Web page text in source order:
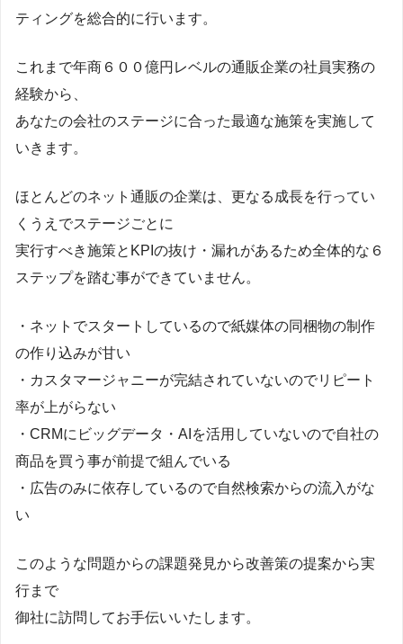
ティングを総合的に行います。
これまで年商６００億円レベルの通販企業の社員実務の
経験から、
あなたの会社のステージに合った最適な施策を実施して
いきます。
ほとんどのネット通販の企業は、更なる成長を行ってい
くうえでステージごとに
実行すべき施策とKPIの抜け・漏れがあるため全体的な６
ステップを踏む事ができていません。
・ネットでスタートしているので紙媒体の同梱物の制作
の作り込みが甘い
・カスタマージャニーが完結されていないのでリピート
率が上がらない
・CRMにビッグデータ・AIを活用していないので自社の
商品を買う事が前提で組んでいる
・広告のみに依存しているので自然検索からの流入がな
い
このような問題からの課題発見から改善策の提案から実
行まで
御社に訪問してお手伝いいたします。